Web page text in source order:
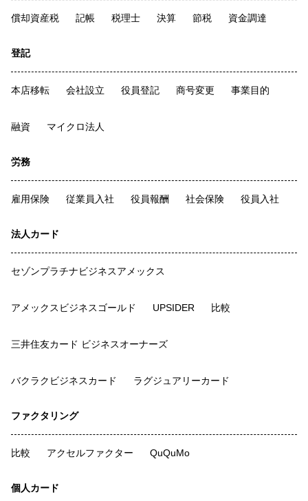
償却資産税 記帳 税理士 決算 節税 資金調達
登記
本店移転 会社設立 役員登記 商号変更 事業目的
融資 マイクロ法人
労務
雇用保険 従業員入社 役員報酬 社会保険 役員入社
法人カード
セゾンプラチナビジネスアメックス
アメックスビジネスゴールド UPSIDER 比較
三井住友カード ビジネスオーナーズ
バクラクビジネスカード ラグジュアリーカード
ファクタリング
比較 アクセルファクター QuQuMo
個人カード